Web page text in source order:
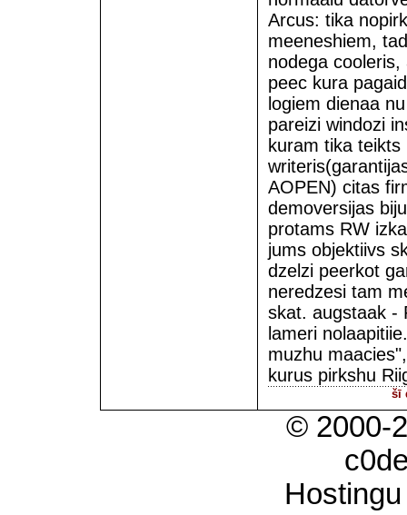
Arcus: tika
meeneshiem,
nodega
peec kura
logiem dienaa
pareizi windozi
kuram tika
AOPEN) citas
demoversijas
protams RW
jums objektiivs
dzelzi peerkot
neredzesi tam
skat. augstaak -
lameri
muzhu
kurus pirkshu
šī
© 2000-